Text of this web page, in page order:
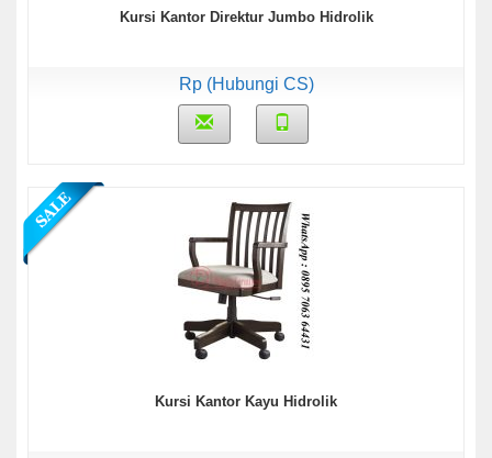
Kursi Kantor Direktur Jumbo Hidrolik
Rp (Hubungi CS)
Kursi Kantor Kayu Hidrolik